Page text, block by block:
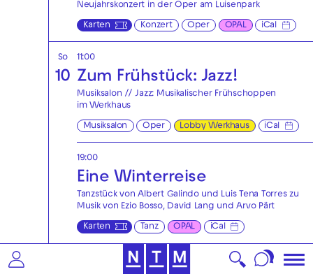
Neujahrskonzert in der Oper am Luisenpark
Karten Konzert Oper OPAL iCal
So
10
11:00
Zum Frühstück: Jazz!
Musiksalon // Jazz: Musikalischer Frühschoppen
im Werkhaus
Musiksalon Oper Lobby Werkhaus iCal
19:00
Eine Winterreise
Tanzstück von Albert Galindo und Luis Tena Torres zu
Musik von Ezio Bosso, David Lang und Arvo Pärt
Karten Tanz OPAL iCal
Eintritt frei